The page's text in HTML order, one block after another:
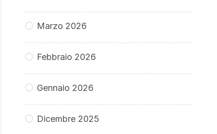
Marzo 2026
Febbraio 2026
Gennaio 2026
Dicembre 2025